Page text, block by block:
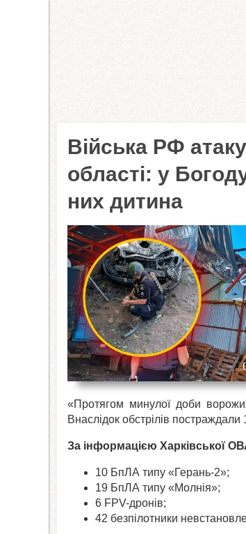
Війська РФ
області: у
них дитина
«Протягом минулої доби
Внаслідок обстрілів
За інформацією Харківської
10 БпЛА типу «Герань-2»;
19 БпЛА типу «Молнія»;
6 FPV-дронів;
42 безпілотники